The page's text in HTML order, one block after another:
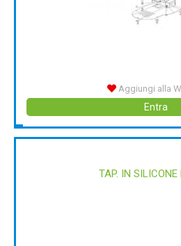
Aggiungi alla
Entra
TAP. IN